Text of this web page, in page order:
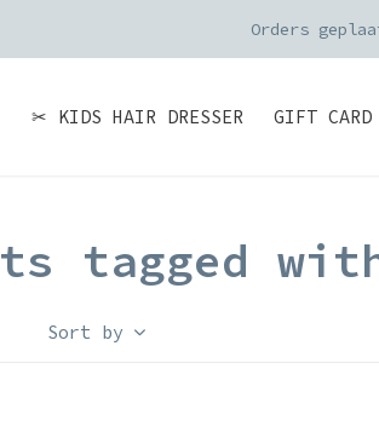
✂ KIDS HAIR DRESSER GIFT CARD
Orders
tagged
Sort by